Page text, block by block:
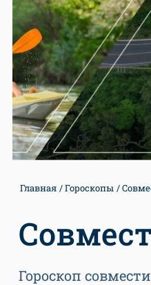
Главная Гороскопы
Гороскоп